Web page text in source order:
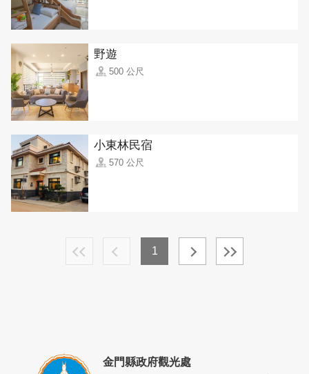
野遊
500 公尺
小東林民宿
570 公尺
1
金門縣政府觀光處